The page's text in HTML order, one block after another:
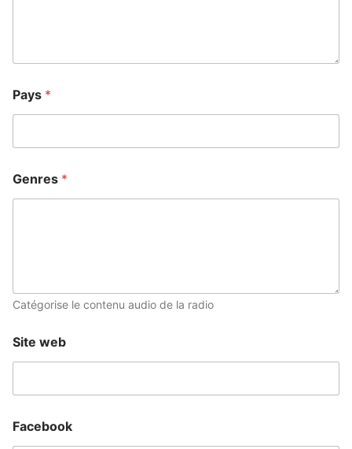
Pays *
Genres *
Catégorise le contenu audio de la radio
Site web
Facebook